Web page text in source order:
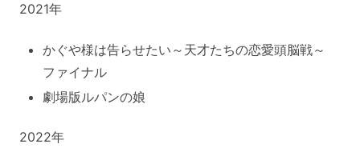
2021年
かぐや様は告らせたい～天才たちの恋愛頭脳戦～
ファイナル
劇場版ルパンの娘
2022年